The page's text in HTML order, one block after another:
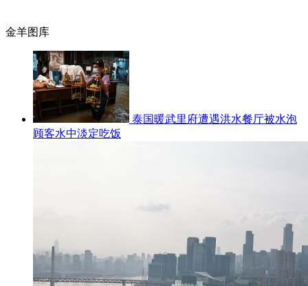
金羊图库
泰国暖武里府遭遇洪水餐厅被水泡
顾客水中淡定吃饭